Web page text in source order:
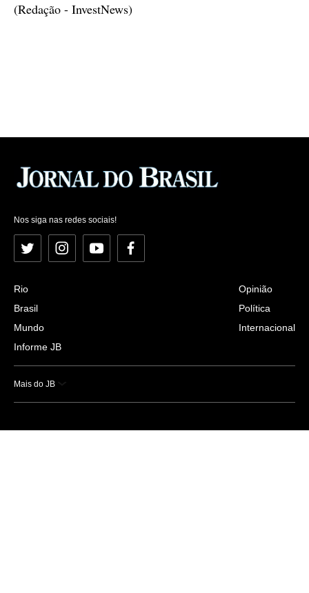
(Redação - InvestNews)
Nos siga nas redes sociais!
Twitter InstagramYouTubeFacebook
Rio
Brasil
Mundo
Informe JB
Opinião
Política
Internacional
Mais do JB
Esportes